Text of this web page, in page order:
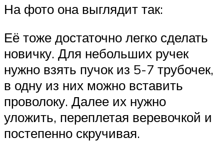
На фото она выглядит так:
Её тоже достаточно легко сделать
новичку. Для небольших ручек
нужно взять пучок из 5-7 трубочек,
в одну из них можно вставить
проволоку. Далее их нужно
уложить, переплетая веревочкой и
постепенно скручивая.